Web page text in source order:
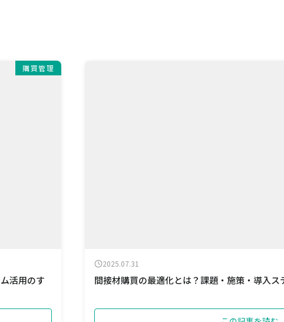
購買管理
活用のす
2025.07.31
間接材購買の最適化とは？課題・施策・導入ス